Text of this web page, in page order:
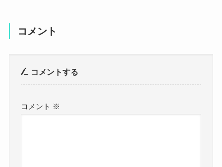
コメント
コメントする
コメント ※